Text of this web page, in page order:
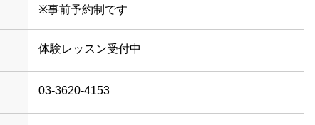
※事前予約制です
体験レッスン受付中
03-3620-4153